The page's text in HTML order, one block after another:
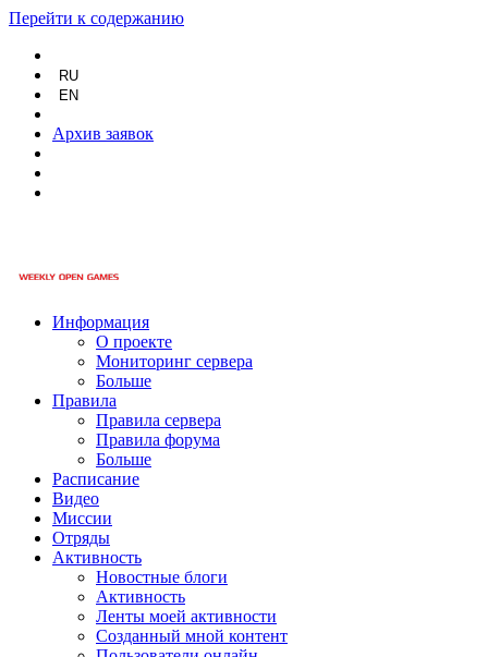
Перейти к содержанию
RU
EN
Архив заявок
Информация
О проекте
Мониторинг сервера
Больше
Правила
Правила сервера
Правила форума
Больше
Расписание
Видео
Миссии
Отряды
Активность
Новостные блоги
Активность
Ленты моей активности
Созданный мной контент